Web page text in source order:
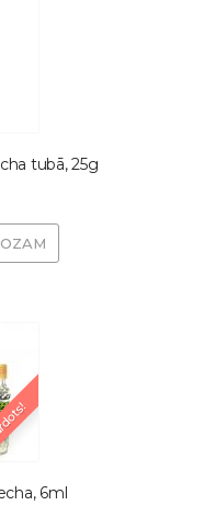
tubā, 25g
6ml